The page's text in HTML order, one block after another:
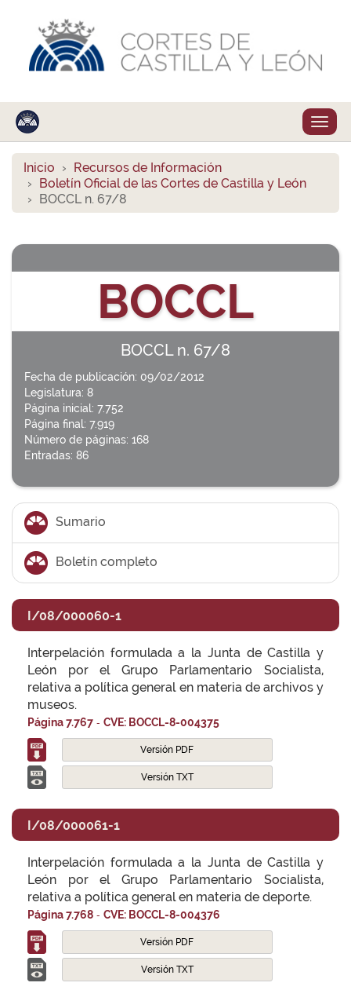
Inicio
Recursos de Información
Boletín Oficial de las Cortes de Castilla y León
BOCCL n. 67/8
BOCCL
BOCCL n. 67/8
Fecha de publicación: 09/02/2012
Legislatura: 8
Página inicial: 7.752
Página final: 7.919
Número de páginas: 168
Entradas: 86
Sumario
Boletín completo
I/08/000060-1
Interpelación formulada a la Junta de Castilla y
León por el Grupo Parlamentario Socialista,
relativa a política general en materia de archivos y
museos.
Página 7.767 - CVE: BOCCL-8-004375
Versión PDF
Versión TXT
I/08/000061-1
Interpelación formulada a la Junta de Castilla y
León por el Grupo Parlamentario Socialista,
relativa a política general en materia de deporte.
Página 7.768 - CVE: BOCCL-8-004376
Versión PDF
Versión TXT